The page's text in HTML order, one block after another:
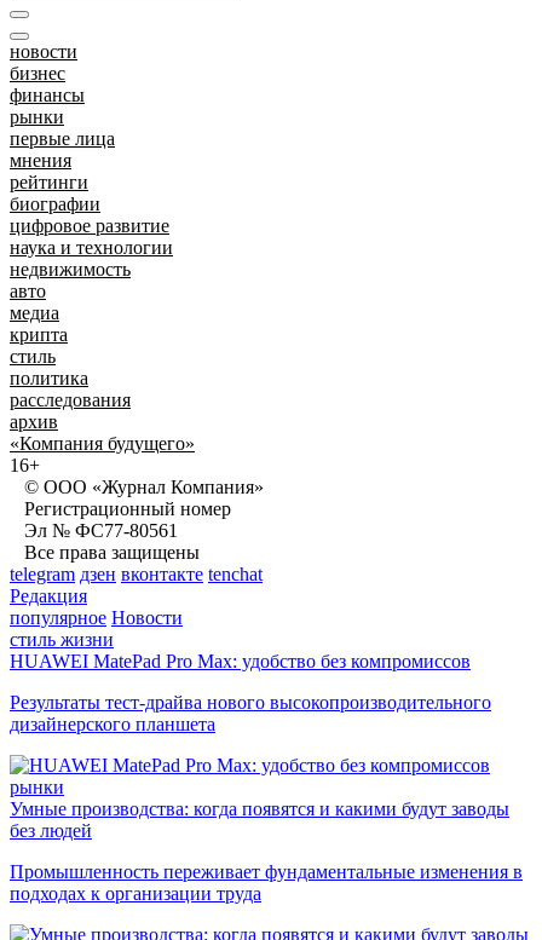
новости
бизнес
финансы
рынки
первые лица
мнения
рейтинги
биографии
цифровое развитие
наука и технологии
недвижимость
авто
медиа
крипта
стиль
политика
расследования
архив
«Компания будущего»
16+
© ООО «Журнал Компания»
Регистрационный номер
Эл № ФС77-80561
Все права защищены
telegram дзен вконтакте tenchat
Редакция
популярное Новости
стиль жизни
HUAWEI MatePad Pro Max: удобство без компромиссов
Результаты тест-драйва нового высокопроизводительного
дизайнерского планшета
рынки
Умные производства: когда появятся и какими будут заводы
без людей
Промышленность переживает фундаментальные изменения в
подходах к организации труда